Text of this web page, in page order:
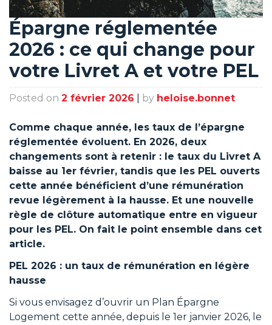
Épargne réglementée
2026 : ce qui change pour
votre Livret A et votre PEL
Posted on 2 février 2026 by heloise.bonnet
Comme chaque année, les taux de l’épargne
réglementée évoluent. En 2026, deux
changements sont à retenir : le taux du Livret A
baisse au 1er février, tandis que les PEL ouverts
cette année bénéficient d’une rémunération
revue légèrement à la hausse. Et une nouvelle
règle de clôture automatique entre en vigueur
pour les PEL. On fait le point ensemble dans cet
article.
PEL 2026 : un taux de rémunération en légère
hausse
Si vous envisagez d’ouvrir un Plan Épargne
Logement cette année, depuis le 1er janvier 2026, le